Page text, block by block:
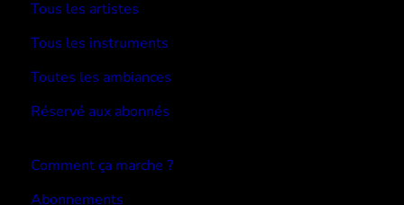
Tous les artistes
Tous les instruments
Toutes les ambiances
Réservé aux abonnés
Comment ça marche ?
Abonnements